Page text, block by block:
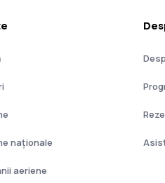
naţionale
aeriene